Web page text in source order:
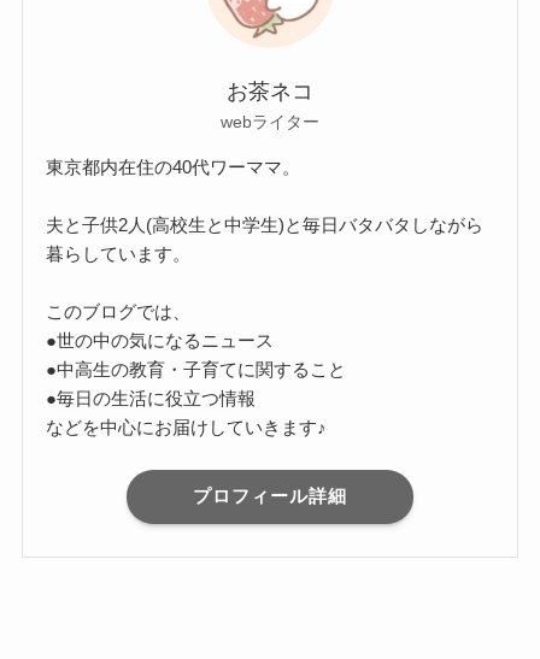
お茶ネコ
webライター
東京都内在住の40代ワーママ。
夫と子供2人(高校生と中学生)と毎日バタバタしながら
暮らしています。
このブログでは、
●世の中の気になるニュース
●中高生の教育・子育てに関すること
●毎日の生活に役立つ情報
などを中心にお届けしていきます♪
プロフィール詳細